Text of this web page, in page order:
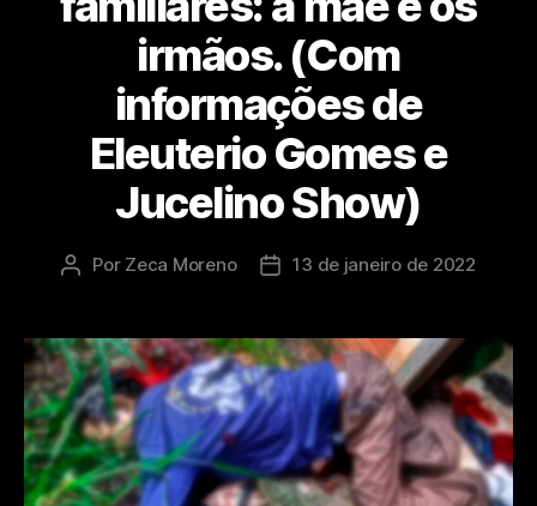
irmãos. (Com
informações de
Eleuterio Gomes e
Jucelino Show)
Por Zeca Moreno 13 de janeiro de 2022